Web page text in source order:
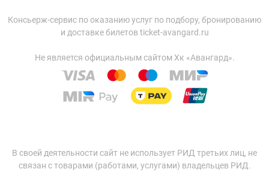
Консьерж-сервис по оказанию услуг по подбору, бронированию
и доставке билетов ticket-avangard.ru
Не является официальным сайтом Хк «Авангард».
В своей деятельности сайт не использует РИД третьих лиц, не
связан с товарами (работами, услугами) владельцев РИД.